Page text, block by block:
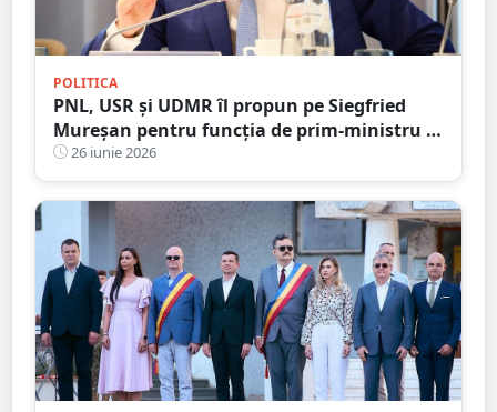
POLITICA
PNL, USR și UDMR îl propun pe Siegfried
Mureșan pentru funcția de prim-ministru al
României
26 iunie 2026